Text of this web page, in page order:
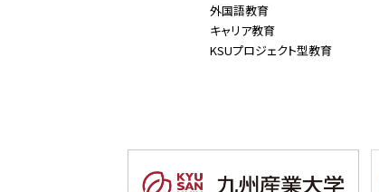
外国語教育
キャリア教育
KSUプロジェクト型教育